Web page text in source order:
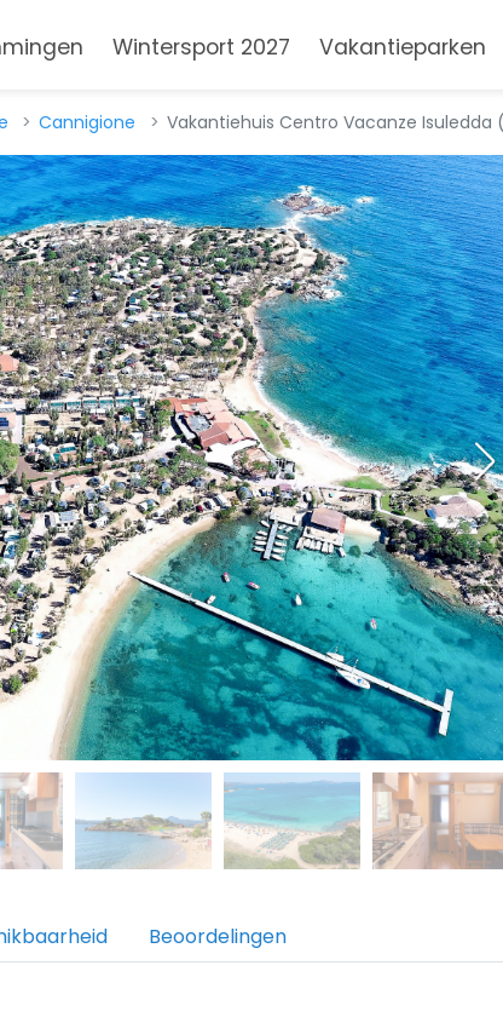
Wintersport 2027 Vakantieparken
Cannigione Vakantiehuis Centro Vacanze Isuledda
Beoordelingen